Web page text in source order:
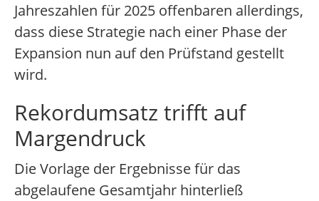
Jahreszahlen für 2025 offenbaren allerdings,
dass diese Strategie nach einer Phase der
Expansion nun auf den Prüfstand gestellt
wird.
Rekordumsatz trifft auf
Margendruck
Die Vorlage der Ergebnisse für das
abgelaufene Gesamtjahr hinterließ